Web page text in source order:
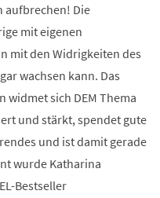
aufbrechen! Die
mit eigenen
mit den Widrigkeiten des
wachsen kann. Das
widmet sich DEM Thema
und stärkt, spendet gute
und ist damit gerade
wurde Katharina
Bestseller